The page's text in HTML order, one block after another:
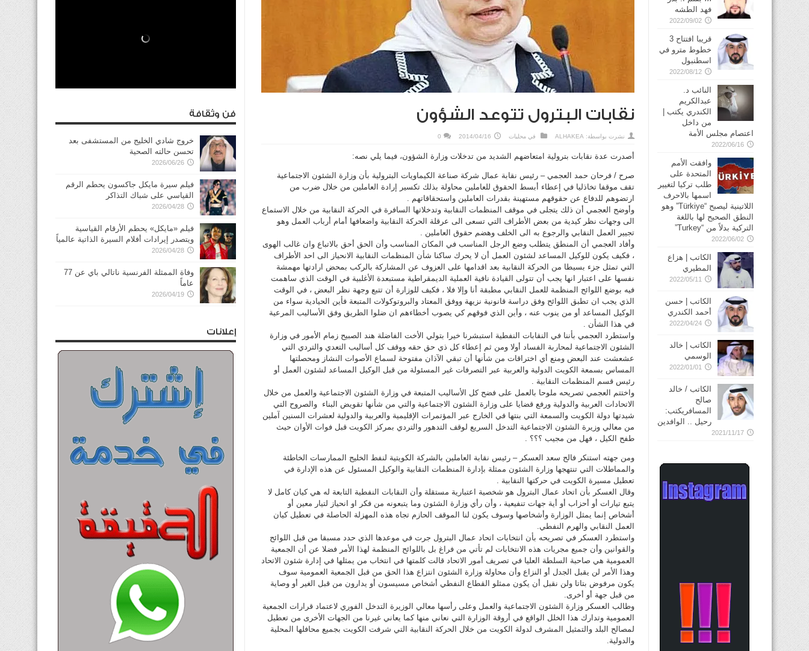
نقابات البترول تتوعد الشؤون
نشرت بواسطة: ALHAKEA في محليات 2014/04/16
0
أصدرت عدة نقابات بترولية امتعاضهم الشديد من تدخلات وزارة الشؤون، فيما يلي نصه:
صرح / فرحان حمد العجمي – رئيس نقابة عمال شركة صناعة الكيماويات البترولية بأن وزارة الشئون الاجتماعية
تقف موقفا تخاذليا في إعطاء أبسط الحقوق للعاملين محاولة بذلك تكسير إرادة العاملين من خلال ضرب من
ارتضوهم للدفاع عن حقوقهم مستهينة بقدرات العاملين واستحقاقاتهم .
وأوضح العجمي أن ذلك يتجلى في موقف المنظمات النقابية وتدخلاتها السافرة في الحركة النقابية من خلال الاستماع
الى وجهات نظر كيدية من بعض الأطراف التي تسعى الى عرقلة الحركة النقابية واضعافها أمام أرباب العمل وهو
تجيير العمل النقابي والرجوع به الى الخلف وهضم حقوق العاملين .
وأفاد العجمي أن المنطق يتطلب وضع الرجل المناسب في المكان المناسب وأن الحق أحق بالاتباع وان غالب الهوى
، فكيف يكون للوكيل المساعد لشئون العمل أن لا يحرك ساكنا شأن المنظمات النقابية الانحياز الى احد الأطراف
التي تمثل جزء بسيطا من الحركة النقابية بعد اقدامها على العزوف عن المشاركة بالركب بمحض ارادتها مهمشة
نفسها على اعتبار انها يجب أن تتولى القيادة نافية العملية الديمقراطية مستبعدة الأغلبية في الوقت الذي ساهمت
فيه بوضع اللوائح المنظمة للعمل النقابي مطبقة أنا وإلا فلا ، فكيف للوزارة أن تتبع وجهة نظر البعض ، في الوقت
الذي يجب ان تطبق اللوائح وفق دراسة قانونية نزيهة ووفق المعتاد والبروتوكولات المتبعة فأين الحيادية سواء من
الوكيل المساعد أو من ينوب عنه ، وأين الذي فوقهم كي يصوب أخطاءهم ان ضلوا الطريق وفق الأساليب المرعية
في هذا الشأن .
واستطرد العجمي بأننا في النقابات النفطية استبشرنا خيرا بتولي الأخت الفاضلة هند الصبيح زمام الأمور في وزارة
الشئون الاجتماعية لمحاربة الفساد أولا ومن ثم إعطاء كل ذي حق حقه ووقف كل أساليب التعدي والتردي التي
عشعشت عند البعض ومنع أي اختراقات من شأنها أن تبقي الآذان مفتوحة لسماع الأصوات النشاز ومحصلتها
المساس بسمعة الكويت الدولية والعربية عبر التصرفات غير المسئولة من قبل الوكيل المساعد لشئون العمل أو
رئيس قسم المنظمات النقابية .
واختتم العجمي تصريحه ملوحا بالعمل على فضح كل الأساليب المتبعة في وزارة الشئون الاجتماعية والعمل من خلال
الاتحادات العربية والدولية ورفع قضايا على وزارة الشئون الاجتماعية والتي من شأنها تقويض البناء والصروح التي
شيدتها دولة الكويت والسمعة التي بنتها في الخارج عبر المؤتمرات الإقليمية والعربية والدولية لعشرات السنين آملين
من معالي وزيرة الشئون الاجتماعية التدخل السريع لوقف التدهور والتردي بمركز الكويت قبل فوات الأوان حيث
طفح الكيل ، فهل من مجيب ؟؟؟ .
ومن جهته استنكر فالح سعد العسكر – رئيس نقابة العاملين بالشركة الكويتية لنفط الخليج الممارسات الخاطئة
والمماطلات التي تنتهجها وزارة الشئون ممثلة بإدارة المنظمات النقابية والوكيل المسئول عن هذه الإدارة في
تعطيل مسيرة الكويت في حركتها النقابية .
وقال العسكر بأن اتحاد عمال البترول هو شخصية اعتبارية مستقلة وأن النقابات النفطية التابعة له هي كيان كامل لا
يتبع تيارات أو أحزاب أو أية جهات تنفيعية ، وأن رأي وزارة الشئون وما يتبعونه من فكر او انحياز لتيار معين أو
أشخاص إنما يمثل الوزارة وأشخاصها وسوف يكون لنا الموقف الحازم تجاه هذه المهزلة الحاصلة في تعطيل كيان
العمل النقابي والهرم النفطي.
واستطرد العسكر في تصريحه بأن انتخابات اتحاد عمال البترول جرت في موعدها الذي حدد مسبقا من قبل اللوائح
والقوانين وأن جميع مجريات هذه الانتخابات لم تأتي من فراغ بل باللوائح المنظمة لهذا الأمر فضلا عن أن الجمعية
العمومية هي صاحبة السلطة العليا في تصريف أمور الاتحاد قالت كلمتها في انتخاب من يمثلها في إدارة شئون الاتحاد
وهذا الأمر لن يقبل الجدل أو النزاع وأن محاولة وزارة الشئون انتزاع هذا الحق من قبل الجمعية العمومية سوف
يكون مرفوض بتاتا ولن نقبل أن يكون ممثلو القطاع النفطي أشخاص مسيسون أو يدارون من قبل الغير أو وصاية
من قبل جهة أو أخرى.
وطالب العسكر وزارة الشئون الاجتماعية والعمل وعلى رأسها معالي الوزيرة التدخل الفوري لاعتماد قرارات الجمعية
العمومية وتدارك هذا الخلل الواقع في أروقة الوزارة التي نعاني منها كما يعاني غيرنا من الجهات الأخرى من تعطيل
لمصالح البلد والتمثيل المشرف لدولة الكويت من خلال الحركة النقابية التي شرفت الكويت بجميع محافلها المحلية
والدولية.
فهد الطشه
2022/09/02
قريبا افتتاح 3
خطوط مترو في
2022/08/12
النائب د.
عبدالكريم
الكندري يكتب |
من داخل
اعتصام مجلس الأمة
2022/06/16
وافقت الأمم
المتحدة على
طلب تركيا لتغيير
اسمها بالاحرف
اللاتينية ليصبح “Türkiye” وهو
النطق الصحيح لها باللغة
التركية بدلاً من “Turkey”
2022/06/02
الكاتب | هزاع
المطيري
2022/05/11
الكاتب | حسن
أحمد الكندري
2022/04/24
الكاتب | خالد
الوسمي
2022/01/01
الكاتب / خالد
صالح
المسافريكتب:
رحيل .. الوافدين
2021/11/17
فن وثقافة
خروج شادي الخليج من المستشفى بعد
تحسن حالته الصحية
2026/06/26
فيلم سيرة مايكل جاكسون يحطم الرقم
القياسي على شباك التذاكر
2026/04/28
فيلم «مايكل» يحطم الأرقام القياسية
ويتصدر إيرادات أفلام السيرة الذاتية عالمياً
2026/04/28
وفاة الممثلة الفرنسية ناتالي باي عن 77
عاماً
2026/04/19
إعلانات